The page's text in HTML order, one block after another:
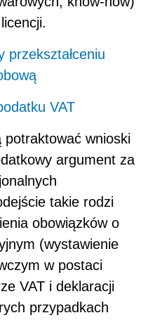
takie rodzi
obowiązków o
(wystawienie
w postaci
przypadkach
może mieć
do odliczenia
z
Niemniej wyrok
na gruncie PCC.